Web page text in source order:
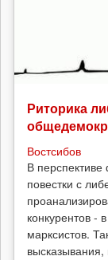
Риторика
Востсибов
В
повестки с
конкурентов -
марксистов.